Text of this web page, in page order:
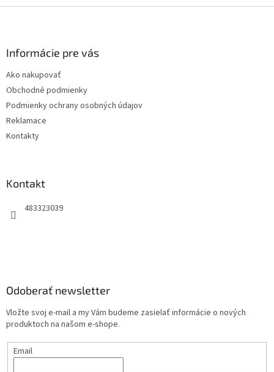
Informácie pre vás
Ako nakupovať
Obchodné podmienky
Podmienky ochrany osobných údajov
Reklamace
Kontakty
Kontakt
483323039
Odoberať newsletter
Vložte svoj e-mail a my Vám budeme zasielať informácie o nových
produktoch na našom e-shope.
Email